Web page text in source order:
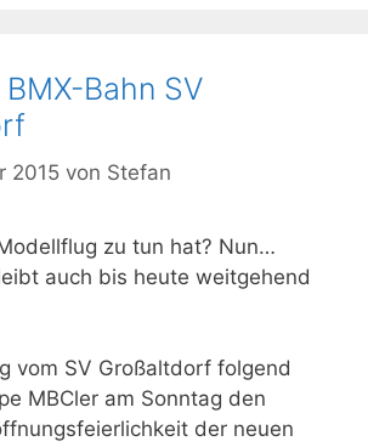
Bahn SV
2015 von Stefan
zu tun hat? Nun…
auch bis heute weitgehend
vom SV Großaltdorf folgend
MBCler am Sonntag den
der neuen